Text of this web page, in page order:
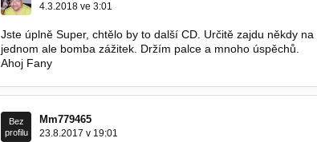
4.3.2018 ve 3:01
Jste úplně Super, chtělo by to další CD. Určitě zajdu někdy
jednom ale bomba zážitek. Držím palce a mnoho úspěchů.
Ahoj Fany
Bez
profilu
Mm779465
23.8.2017 v 19:01